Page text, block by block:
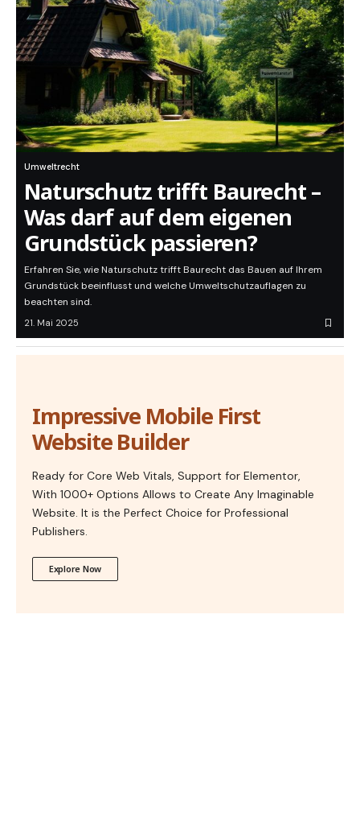
Umweltrecht
Naturschutz trifft Baurecht –
Was darf auf dem eigenen
Grundstück passieren?
Erfahren Sie, wie Naturschutz trifft Baurecht das Bauen auf Ihrem
Grundstück beeinflusst und welche Umweltschutzauflagen zu
beachten sind.
21. Mai 2025
Impressive Mobile First
Website Builder
Ready for Core Web Vitals, Support for Elementor,
With 1000+ Options Allows to Create Any Imaginable
Website. It is the Perfect Choice for Professional
Publishers.
Explore Now